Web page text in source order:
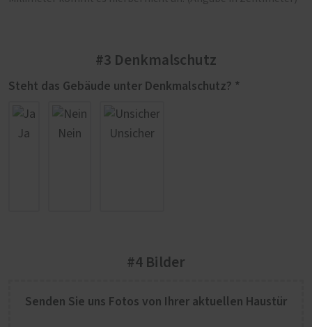
#3 Denkmalschutz
Steht das Gebäude unter Denkmalschutz? *
Ja Nein Unsicher
#4 Bilder
Senden Sie uns Fotos von Ihrer aktuellen Haustür